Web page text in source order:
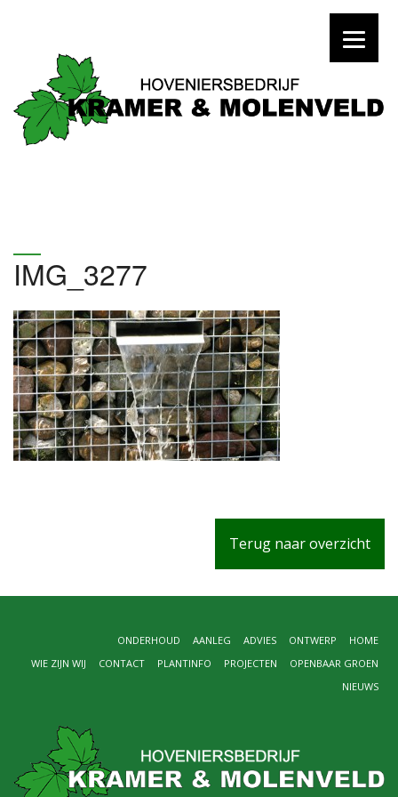
IMG_3277
Terug naar overzicht
HOME
ONTWERP
ADVIES
AANLEG
ONDERHOUD
OPENBAAR GROEN
PROJECTEN
PLANTINFO
CONTACT
WIE ZIJN WIJ
NIEUWS